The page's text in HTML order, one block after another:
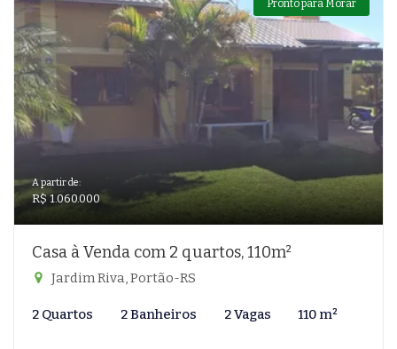
Pronto para Morar
A partir de:
R$ 1.060.000
Casa à Venda com 2 quartos, 110m²
Jardim Riva, Portão-RS
2 Quartos 2 Banheiros 2 Vagas 110 m²